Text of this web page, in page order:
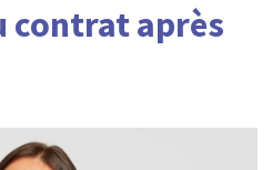
contrat après